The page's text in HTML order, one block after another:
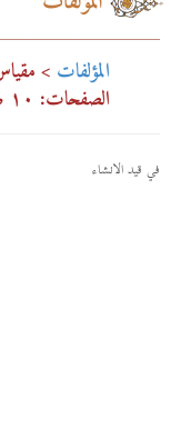
المؤلفات>
الصفحات: ۱٠ صفحه)
في قيد الانشاء